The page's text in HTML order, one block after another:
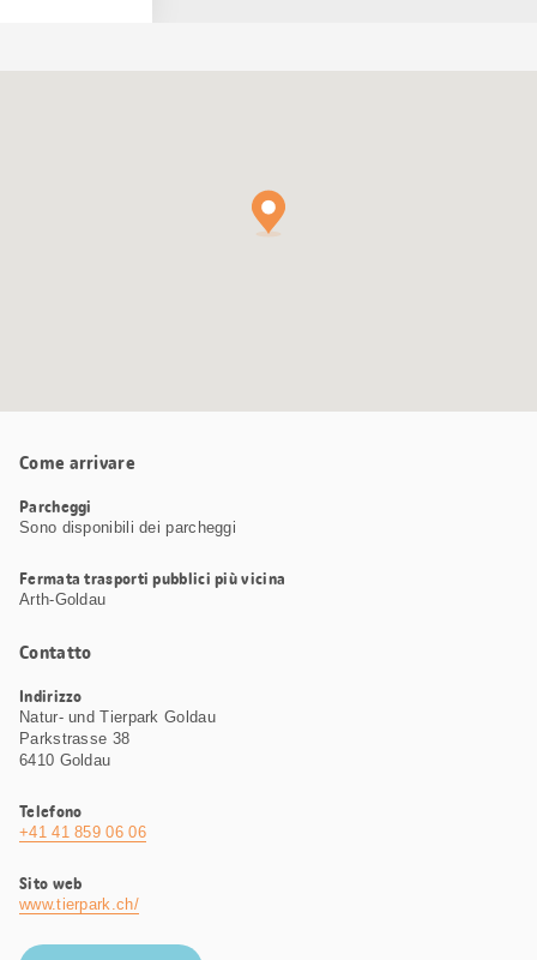
Come arrivare
Parcheggi
Sono disponibili dei parcheggi
Fermata trasporti pubblici più vicina
Arth-Goldau
Contatto
Indirizzo
Natur- und Tierpark Goldau
Parkstrasse 38
6410 Goldau
Telefono
+41 41 859 06 06
Sito web
www.tierpark.ch/